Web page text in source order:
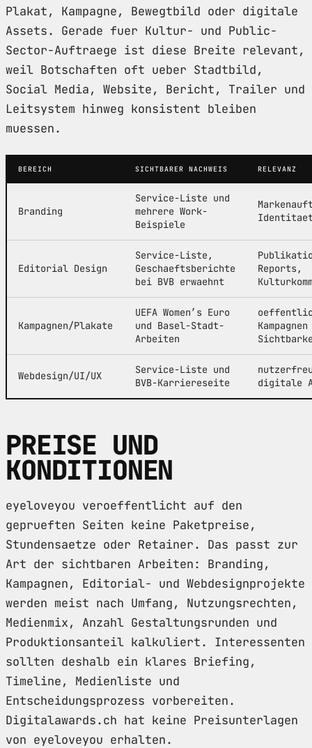
Plakat, Kampagne, Bewegtbild oder digitale
Assets. Gerade fuer Kultur- und Public-
Sector-Auftraege ist diese Breite relevant,
weil Botschaften oft ueber Stadtbild,
Social Media, Website, Bericht, Trailer und
Leitsystem hinweg konsistent bleiben
muessen.
BEREICH SICHTBARER NACHWEIS RELEVANZ
Branding
Service-Liste und
mehrere Work-
Beispiele
Editorial Design
Service-Liste,
Geschaeftsberichte
bei BVB erwaehnt
Reports,
Kampagnen/Plakate
UEFA Women’s Euro
und Basel-Stadt-
Arbeiten
Webdesign/UI/UX
Service-Liste und
BVB-Karriereseite
digitale
PREISE UND
KONDITIONEN
eyeloveyou veroeffentlicht auf den
geprueften Seiten keine Paketpreise,
Stundensaetze oder Retainer. Das passt zur
Art der sichtbaren Arbeiten: Branding,
Kampagnen, Editorial- und Webdesignprojekte
werden meist nach Umfang, Nutzungsrechten,
Medienmix, Anzahl Gestaltungsrunden und
Produktionsanteil kalkuliert. Interessenten
sollten deshalb ein klares Briefing,
Timeline, Medienliste und
Entscheidungsprozess vorbereiten.
Digitalawards.ch hat keine Preisunterlagen
von eyeloveyou erhalten.